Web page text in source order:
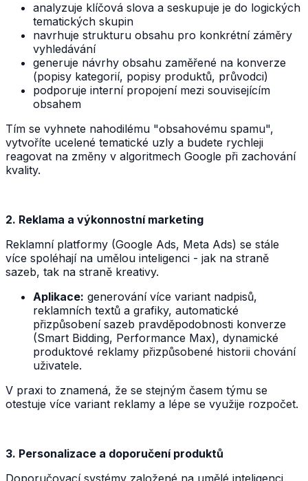
analyzuje klíčová slova a seskupuje je do logických
tematických skupin
navrhuje strukturu obsahu pro konkrétní záměry
vyhledávání
generuje návrhy obsahu zaměřené na konverze
(popisy kategorií, popisy produktů, průvodci)
podporuje interní propojení mezi souvisejícím
obsahem
Tím se vyhnete nahodilému "obsahovému spamu",
vytvoříte ucelené tematické uzly a budete rychleji
reagovat na změny v algoritmech Google při zachování
kvality.
2. Reklama a výkonnostní marketing
Reklamní platformy (Google Ads, Meta Ads) se stále
více spoléhají na umělou inteligenci - jak na straně
sazeb, tak na straně kreativy.
Aplikace: generování více variant nadpisů,
reklamních textů a grafiky, automatické
přizpůsobení sazeb pravděpodobnosti konverze
(Smart Bidding, Performance Max), dynamické
produktové reklamy přizpůsobené historii chování
uživatele.
V praxi to znamená, že se stejným časem týmu se
otestuje více variant reklamy a lépe se využije rozpočet.
3. Personalizace a doporučení produktů